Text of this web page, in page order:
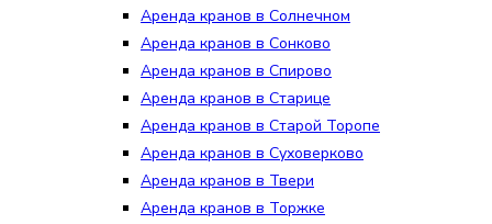
Аренда кранов в Солнечном
Аренда кранов в Сонково
Аренда кранов в Спирово
Аренда кранов в Старице
Аренда кранов в Старой Торопе
Аренда кранов в Суховерково
Аренда кранов в Твери
Аренда кранов в Торжке